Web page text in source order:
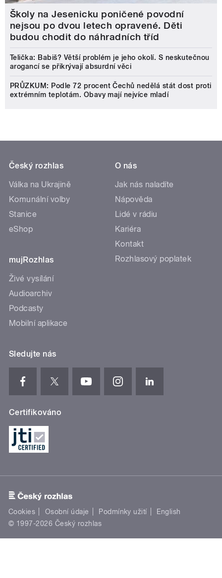
Školy na Jesenicku poničené povodní
nejsou po dvou letech opravené. Děti
budou chodit do náhradních tříd
Telička: Babiš? Větší problém je jeho okolí. S neskutečnou
arogancí se přikrývají absurdní věci
PRŮZKUM: Podle 72 procent Čechů nedělá stát dost proti
extrémním teplotám. Obavy mají nejvíce mladí
Český rozhlas
Válka na Ukrajině
Komunální volby
Stanice
eShop
mujRozhlas
Živé vysílání
Audioarchiv
Podcasty
Mobilní aplikace
O nás
Jak nás naladíte
Nápověda
Lidé v rádiu
Kariéra
Kontakt
Rozhlasový poplatek
Sledujte nás
Certifikováno
Cookies Osobní údaje Podmínky užití
English
© 1997-2026 Český rozhlas